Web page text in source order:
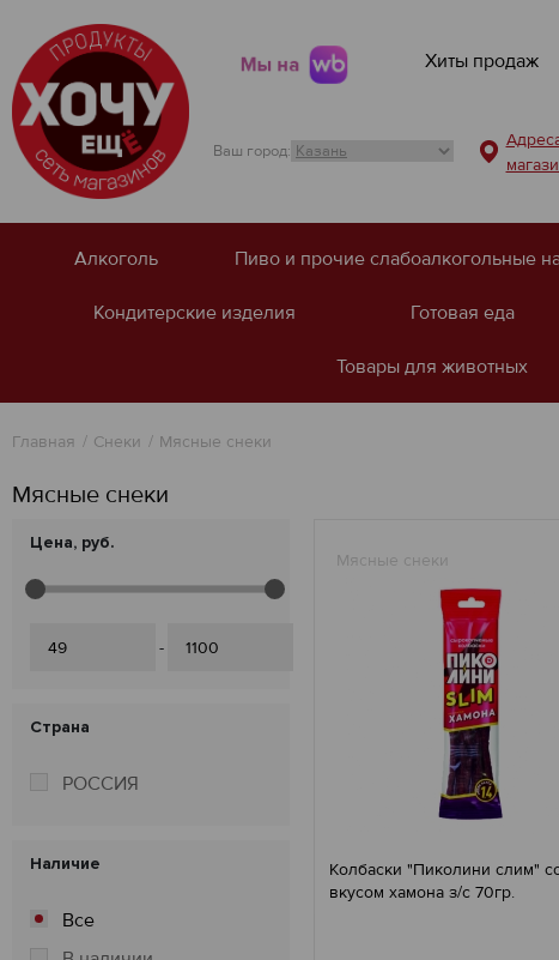
Мы на Хиты продаж
Ваш город:
Алкоголь Пиво и прочие слабоалкогольные
Кондитерские изделия Готовая еда
Товары для животных
Главная Снеки Мясные снеки
Мясные снеки
Цена, руб.
-
Страна
РОССИЯ
Наличие
Все
Мясные снеки
Колбаски "Пиколини слим"
вкусом хамона з/с 70гр.